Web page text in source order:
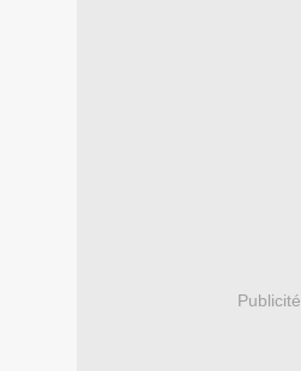
Publicité